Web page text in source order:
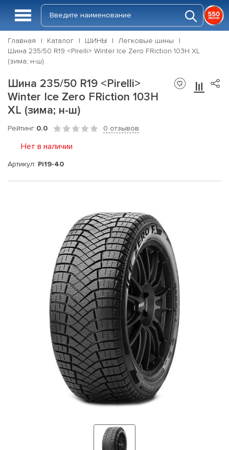
Главная Каталог ШИНЫ
Легковые шины
Шина 235/50 R19 <Pirelli> Winter Ice Zero FRiction 103H XL
(зима; н-ш)
Шина 235/50 R19 <Pirelli>
Winter Ice Zero FRiction 103H
XL (зима; н-ш)
Рейтинг 0.0 0 отзывов
Нет в наличии
Артикул: Pi19-40